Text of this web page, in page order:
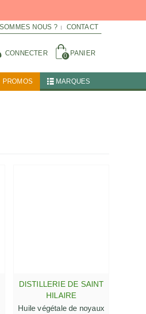
NOUS ? CONTACT
CONNECTER 0 PANIER
PROMOS MARQUES
AJOUTER AU PANIER
DISTILLERIE DE SAINT
HILAIRE
Huile végétale de noyaux